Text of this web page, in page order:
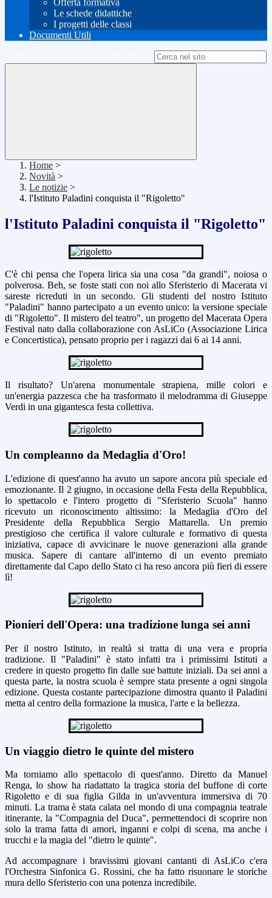
Offerta formativa
Le schede didattiche
I progetti delle classi
Documenti Utili
Home >
Novità >
Le notizie >
l'Istituto Paladini conquista il "Rigoletto"
l'Istituto Paladini conquista il "Rigoletto"
C'è chi pensa che l'opera lirica sia una cosa "da grandi", noiosa o
polverosa. Beh, se foste stati con noi allo Sferisterio di Macerata vi
sareste ricreduti in un secondo. Gli studenti del nostro Istituto
"Paladini" hanno partecipato a un evento unico: la versione speciale
di "Rigoletto". Il mistero del teatro", un progetto del Macerata Opera
Festival nato dalla collaborazione con AsLiCo (Associazione Lirica
e Concertistica), pensato proprio per i ragazzi dai 6 ai 14 anni.
Il risultato? Un'arena monumentale strapiena, mille colori e
un'energia pazzesca che ha trasformato il melodramma di Giuseppe
Verdi in una gigantesca festa collettiva.
Un compleanno da Medaglia d'Oro!
L'edizione di quest'anno ha avuto un sapore ancora più speciale ed
emozionante. Il 2 giugno, in occasione della Festa della Repubblica,
lo spettacolo e l'intero progetto di "Sferisterio Scuola" hanno
ricevuto un riconoscimento altissimo: la Medaglia d'Oro del
Presidente della Repubblica Sergio Mattarella. Un premio
prestigioso che certifica il valore culturale e formativo di questa
iniziativa, capace di avvicinare le nuove generazioni alla grande
musica. Sapere di cantare all'interno di un evento premiato
direttamente dal Capo dello Stato ci ha reso ancora più fieri di essere
lì!
Pionieri dell'Opera: una tradizione lunga sei anni
Per il nostro Istituto, in realtà si tratta di una vera e propria
tradizione. Il "Paladini" è stato infattitra i primissimi Istituti a
credere in questo progettofin dalle sue battute iniziali. Da sei anni a
questa parte, la nostra scuola è sempre stata presente a ogni singola
edizione. Questa costante partecipazione dimostra quanto il Paladini
metta al centro della formazione la musica, l'arte e la bellezza.
Un viaggio dietro le quinte del mistero
Ma torniamo allo spettacolo di quest'anno. Diretto da Manuel
Renga, lo show ha riadattato la tragica storia del buffone di corte
Rigoletto e di sua figlia Gilda in un'avventura immersiva di 70
minuti. La trama è stata calata nel mondo di una compagnia teatrale
itinerante, la "Compagnia del Duca", permettendoci di scoprire non
solo la trama fatta di amori, inganni e colpi di scena, ma anche i
trucchi e la magia del "dietro le quinte".
Ad accompagnare i bravissimi giovani cantanti di AsLiCo c'era
l'Orchestra Sinfonica G. Rossini, che ha fatto risuonare le storiche
mura dello Sferisterio con una potenza incredibile.